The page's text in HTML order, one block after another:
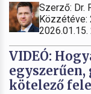
Szerző: Dr.
Közzétéve:
2026.01.15.
VIDEÓ:
kötelező